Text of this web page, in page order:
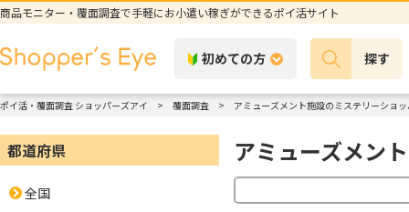
商品モニター・覆面調査で手軽にお小遣い稼ぎができるポイ活サイト
初めての方 探す
ポイ活・覆面調査 ショッパーズアイ 覆面調査 アミューズメント施設のミステリーショ
都道府県
全国
アミューズメン